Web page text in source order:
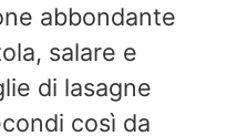
abbondante
salare e
di lasagne
così da